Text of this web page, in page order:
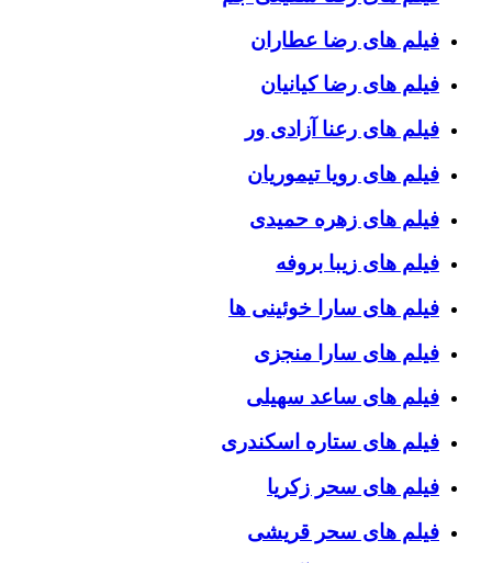
فیلم های رضا عطاران
فیلم های رضا کیانیان
فیلم های رعنا آزادی ور
فیلم های رویا تیموریان
فیلم های زهره حمیدی
فیلم های زیبا بروفه
فیلم های سارا خوئینی ها
فیلم های سارا منجزی
فیلم های ساعد سهیلی
فیلم های ستاره اسکندری
فیلم های سحر زکریا
فیلم های سحر قریشی